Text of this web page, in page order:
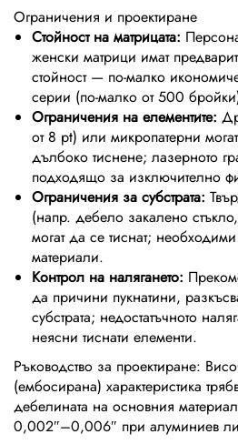
Ограничения и проектиране
Стойност на матрицата:
женски матрици имат
стойност — по-малко
серии (по-малко от 500
Ограничения на елементите:
от 8 pt) или микропатерни
дълбоко тиснене; лазерното
подходящо за изключително
Ограничения за субстрата:
(напр. дебело закалено
могат да се тиснат;
материали.
Контрол на налягането:
да причини пукнатини,
субстрата; недостатъчното
неясни тиснати елементи.
Ръководство за проектиране:
(ембосирана) характеристика
дебелината на основния
0,002″–0,006″ при алуминиев